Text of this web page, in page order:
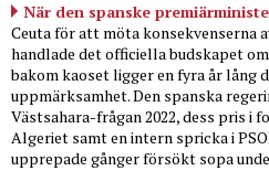
När den spanske
Ceuta för att möta konsekvenserna
handlade det officiella budskapet
bakom kaoset ligger en fyra år lång
uppmärksamhet. Den spanska
Västsahara-frågan 2022, dess pris i
Algeriet samt en intern spricka i
upprepade gånger försökt sopa